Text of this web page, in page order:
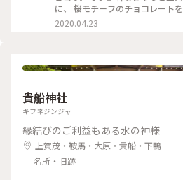
にもおすすめの詰め合わせです♡ #ほっとひと息 #バレンタイ
に、 桜モチーフのチョコレートを詰め込ん
良いですが、丸いかたちは 丸窓
ます。 右から ・桜ブラン・桜ノワール・桜ルビー・桜ミル
香りのミルクチョコやルビーチョ
桜 #桜スイーツ #和スイーツ #チ
やげ #おみやげ
2020.04.23
貴船神社
キフネジンジャ
縁結びのご利益もある水の神様
上賀茂・鞍馬・大原・貴船・下鴨
名所・旧跡